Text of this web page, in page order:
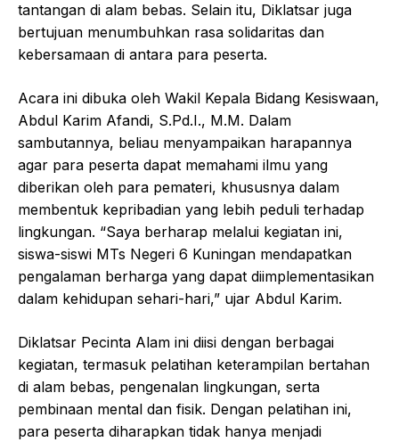
tantangan di alam bebas. Selain itu, Diklatsar juga
bertujuan menumbuhkan rasa solidaritas dan
kebersamaan di antara para peserta.
Acara ini dibuka oleh Wakil Kepala Bidang Kesiswaan,
Abdul Karim Afandi, S.Pd.I., M.M. Dalam
sambutannya, beliau menyampaikan harapannya
agar para peserta dapat memahami ilmu yang
diberikan oleh para pemateri, khususnya dalam
membentuk kepribadian yang lebih peduli terhadap
lingkungan. “Saya berharap melalui kegiatan ini,
siswa-siswi MTs Negeri 6 Kuningan mendapatkan
pengalaman berharga yang dapat diimplementasikan
dalam kehidupan sehari-hari,” ujar Abdul Karim.
Diklatsar Pecinta Alam ini diisi dengan berbagai
kegiatan, termasuk pelatihan keterampilan bertahan
di alam bebas, pengenalan lingkungan, serta
pembinaan mental dan fisik. Dengan pelatihan ini,
para peserta diharapkan tidak hanya menjadi